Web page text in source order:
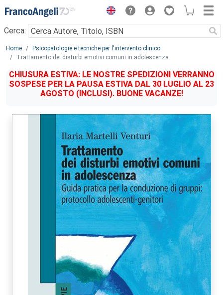
Menu
Cerca:
Main content
Home
Psicopatologie e tecniche per l'intervento clinico
Trattamento dei disturbi emotivi comuni in adolescenza
CHIUSURA ESTIVA: LE NOSTRE SPEDIZIONI VERRANNO
SOSPESE PER LA PAUSA ESTIVA DAL 30 LUGLIO AL 23
AGOSTO (INCLUSI). BUONE VACANZE!